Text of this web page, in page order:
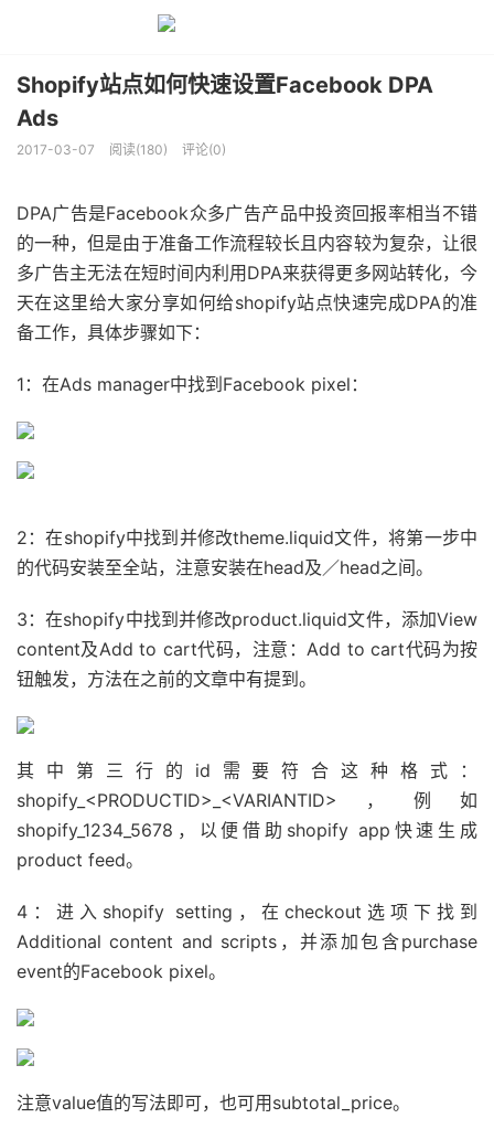
Shopify站点如何快速设置Facebook DPA
Ads
2017-03-07 阅读(180) 评论(0)
DPA广告是Facebook众多广告产品中投资回报率相当不错
的一种，但是由于准备工作流程较长且内容较为复杂，让很
多广告主无法在短时间内利用DPA来获得更多网站转化，今
天在这里给大家分享如何给shopify站点快速完成DPA的准
备工作，具体步骤如下：
1：在Ads manager中找到Facebook pixel：
2：在shopify中找到并修改theme.liquid文件，将第一步中
的代码安装至全站，注意安装在head及／head之间。
3：在shopify中找到并修改product.liquid文件，添加View
content及Add to cart代码，注意：Add to cart代码为按
钮触发，方法在之前的文章中有提到。
其中第三行的id需要符合这种格式：
shopify_<PRODUCTID>_<VARIANTID>，例如
shopify_1234_5678，以便借助shopify app快速生成
product feed。
4：进入shopify setting，在checkout选项下找到
Additional content and scripts，并添加包含purchase
event的Facebook pixel。
注意value值的写法即可，也可用subtotal_price。